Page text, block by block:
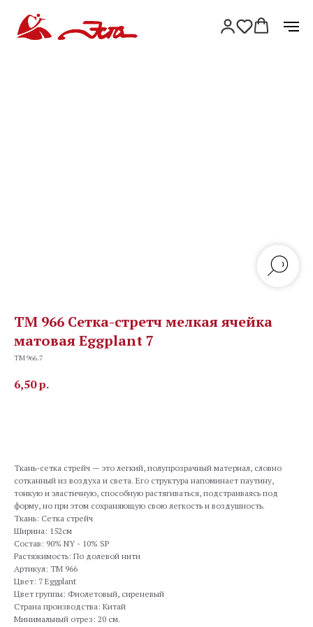
TM 966 Сетка-стретч мелкая ячейка
матовая Eggplant 7
TM 966.7
6,50р.
Ткань-сетка стрейч — это легкий, полупрозрачный материал, словно
сотканный из воздуха и света. Его структура напоминает паутину,
тонкую и эластичную, способную растягиваться, подстраиваясь под
форму, но при этом сохраняющую свою легкость и воздушность.
Ткань: Сетка стрейч
Ширина: 152см
Состав: 90% NY - 10% SP
Растяжимость: По долевой нити
Артикул: TM 966
Цвет: 7 Eggplant
Цвет группы: Фиолетовый, сиреневый
Страна производства: Китай
Минимальный отрез: 20 см.